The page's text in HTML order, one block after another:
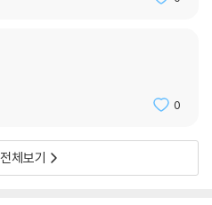
0
체보기